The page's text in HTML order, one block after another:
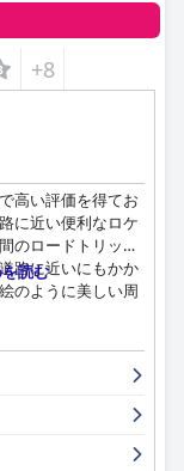
プロ意識、そし
れています。宿泊
な気配りに感謝し
出深いものにして
の両方のニーズに
賞賛されていま
改善が必要です
を追加していま
、ロマンチック
、カップルに最適
ていますが、ペッ
お勧めします。
たサービスを備
て際立っており、
+8
高い評価を得てお
に近い便利なロケ
のロードトリッ
路に近いにもかか
のように美しい周
ており、卵料理、
地元の特産品が豊
朝食は、早起きの
ます。この素晴ら
囲気をさらに高め
読む